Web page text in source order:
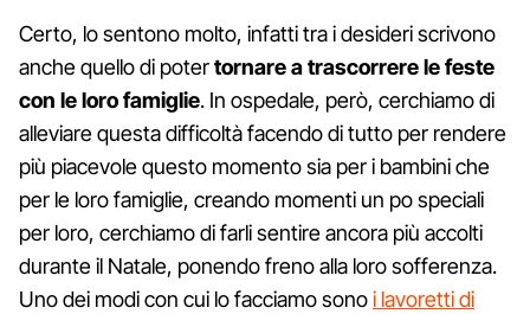
Certo, lo sentono molto, infatti tra i desideri scrivono
anche quello di potertornare a trascorrere le feste
con le loro famiglie. In ospedale, però, cerchiamo di
alleviare questa difficoltà facendo di tutto per rendere
più piacevole questo momento sia per i bambini che
per le loro famiglie, creando momenti un po speciali
per loro, cerchiamo di farli sentire ancora più accolti
durante il Natale, ponendo freno alla loro sofferenza.
Uno dei modi con cui lo facciamo sonoi lavoretti di